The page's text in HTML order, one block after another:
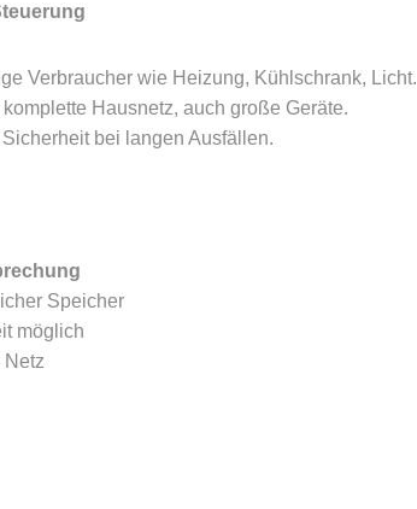
Verbraucher wie Heizung, Kühlschrank, Licht.
Hausnetz, auch große Geräte.
bei langen Ausfällen.
Speicher
möglich
Netz